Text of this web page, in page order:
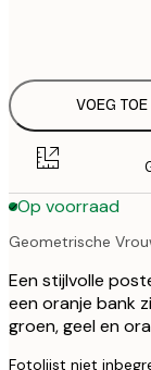
VOEG
Op voorraad
Geometrische
Een stijlvolle
een oranje bank
groen, geel en
Fotolijst niet